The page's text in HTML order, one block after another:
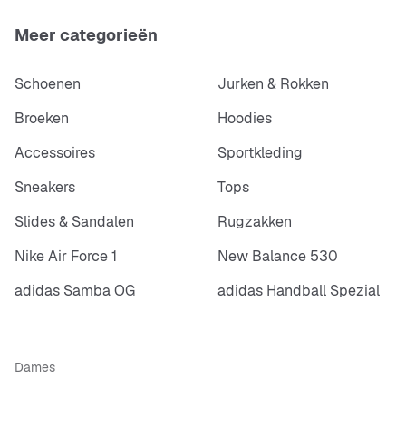
Meer categorieën
Schoenen
Jurken & Rokken
Broeken
Hoodies
Accessoires
Sportkleding
Sneakers
Tops
Slides & Sandalen
Rugzakken
Nike Air Force 1
New Balance 530
adidas Samba OG
adidas Handball Spezial
Dames